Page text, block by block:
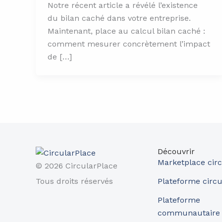
Notre récent article a révélé l’existence
du bilan caché dans votre entreprise.
Maintenant, place au calcul bilan caché :
comment mesurer concrètement l’impact
de […]
© 2026 CircularPlace
Tous droits réservés
Découvrir
Marketplace
Plateforme
Plateforme
communautaire